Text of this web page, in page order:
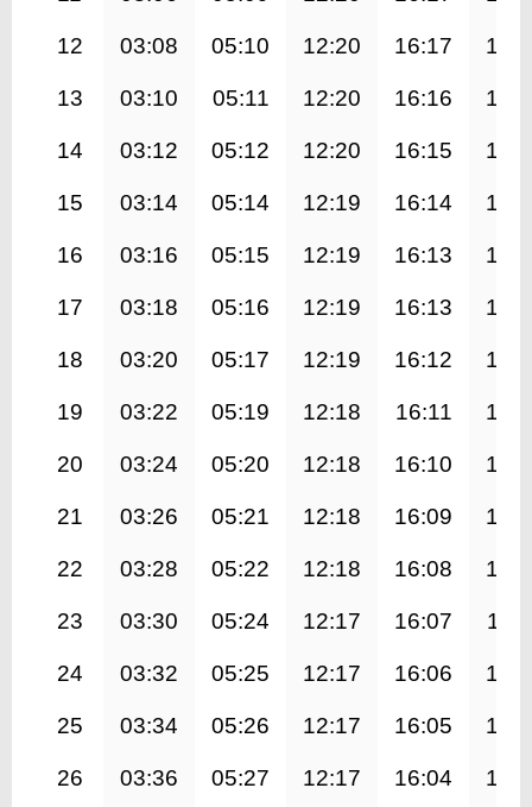
12 03:08 05:10 12:20 16:17
13 03:10 05:11 12:20 16:16
14 03:12 05:12 12:20 16:15
15 03:14 05:14 12:19 16:14
16 03:16 05:15 12:19 16:13
17 03:18 05:16 12:19 16:13
18 03:20 05:17 12:19 16:12
19 03:22 05:19 12:18 16:11
20 03:24 05:20 12:18 16:10
21 03:26 05:21 12:18 16:09
22 03:28 05:22 12:18 16:08
23 03:30 05:24 12:17 16:07
24 03:32 05:25 12:17 16:06
25 03:34 05:26 12:17 16:05
26 03:36 05:27 12:17 16:04